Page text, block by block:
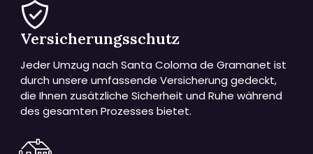
Versicherungsschutz
Jeder Umzug nach Santa Coloma de Gramanet ist
durch unsere umfassende Versicherung gedeckt,
die Ihnen zusätzliche Sicherheit und Ruhe während
des gesamten Prozesses bietet.